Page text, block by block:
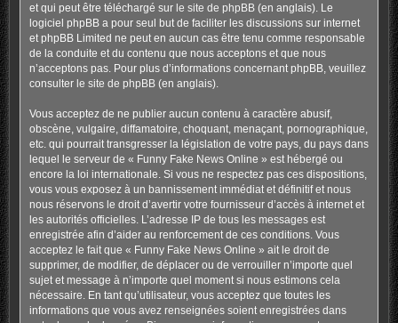
et qui peut être téléchargé sur le site de phpBB(en anglais). Le
logiciel phpBB a pour seul but de faciliter les discussions sur internet
et phpBB Limited ne peut en aucun cas être tenu comme responsable
de la conduite et du contenu que nous acceptons et que nous
n’acceptons pas. Pour plus d’informations concernant phpBB, veuillez
consulter le site de phpBB(en anglais).
Vous acceptez de ne publier aucun contenu à caractère abusif,
obscène, vulgaire, diffamatoire, choquant, menaçant, pornographique,
etc. qui pourrait transgresser la législation de votre pays, du pays dans
lequel le serveur de « Funny Fake News Online » est hébergé ou
encore la loi internationale. Si vous ne respectez pas ces dispositions,
vous vous exposez à un bannissement immédiat et définitif et nous
nous réservons le droit d’avertir votre fournisseur d’accès à internet et
les autorités officielles. L’adresse IP de tous les messages est
enregistrée afin d’aider au renforcement de ces conditions. Vous
acceptez le fait que « Funny Fake News Online » ait le droit de
supprimer, de modifier, de déplacer ou de verrouiller n’importe quel
sujet et message à n’importe quel moment si nous estimons cela
nécessaire. En tant qu’utilisateur, vous acceptez que toutes les
informations que vous avez renseignées soient enregistrées dans